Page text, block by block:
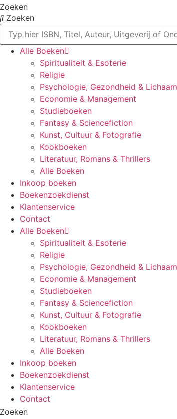
Zoeken
Zoeken
Alle Boeken
Spiritualiteit & Esoterie
Religie
Psychologie, Gezondheid & Lichaam
Economie & Management
Studieboeken
Fantasy & Sciencefiction
Kunst, Cultuur & Fotografie
Kookboeken
Literatuur, Romans & Thrillers
Alle Boeken
Inkoop boeken
Boekenzoekdienst
Klantenservice
Contact
Alle Boeken
Spiritualiteit & Esoterie
Religie
Psychologie, Gezondheid & Lichaam
Economie & Management
Studieboeken
Fantasy & Sciencefiction
Kunst, Cultuur & Fotografie
Kookboeken
Literatuur, Romans & Thrillers
Alle Boeken
Inkoop boeken
Boekenzoekdienst
Klantenservice
Contact
Zoeken